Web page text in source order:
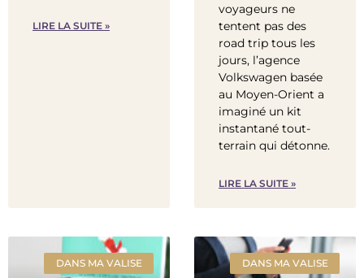
LIRE LA SUITE »
voyageurs ne
tentent pas des
road trip tous les
jours, l’agence
Volkswagen basée
au Moyen-Orient a
imaginé un kit
instantané tout-
terrain qui détonne.
LIRE LA SUITE »
DANS MA VALISE DANS MA VALISE